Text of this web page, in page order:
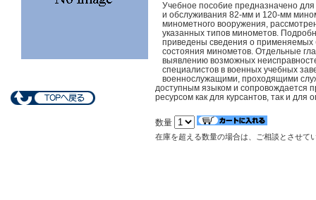
Учебное пособие предназначено для
и обслуживания 82-мм и 120-мм
минометного вооружения,
указанных типов минометов.
приведены сведения о применяемых
состояния минометов. Отдельные
выявлению возможных
специалистов в военных учебных
военнослужащими, проходящими
доступным языком и сопровождается
ресурсом как для курсантов, так и
数量
在庫を超える数量の場合は、ご相談とさせて